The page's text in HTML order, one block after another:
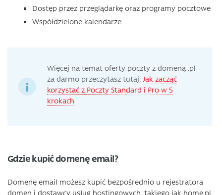
Dostęp przez przeglądarkę oraz programy pocztowe
Współdzielone kalendarze
Więcej na temat oferty poczty z domeną .pl
za darmo przeczytasz tutaj: Jak zacząć
korzystać z Poczty Standard i Pro w 5
krokach
Gdzie kupić domenę email?
Domenę email możesz kupić bezpośrednio u rejestratora
domen i dostawcy usług hostingowych, takiego jak home.pl.